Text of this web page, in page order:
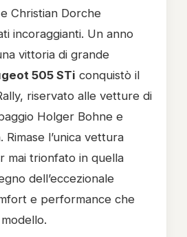
Christian Dorche
incoraggianti. Un anno
vittoria di grande
505 STi conquistò il
riservato alle vetture di
Holger Bohne e
Rimase l’unica vettura
mai trionfato in quella
dell’eccezionale
e performance che